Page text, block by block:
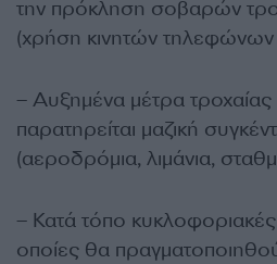
την πρόκληση σοβαρών
(χρήση κινητών
– Αυξημένα μέτρα
παρατηρείται μαζική
(αεροδρόμια, λιμάνια,
– Κατά τόπο κυκλοφοριακές
οποίες θα